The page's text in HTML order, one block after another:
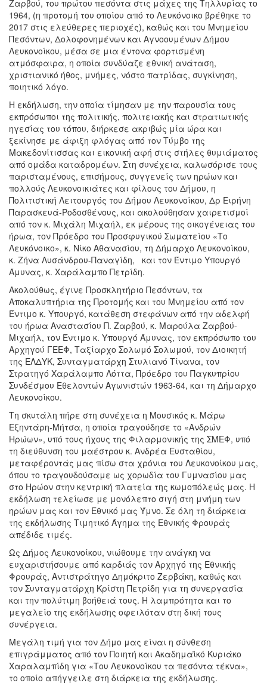
Ζαρβού, του πρώτου πεσόντα στις μάχες της Τηλλυρίας το
1964, (η προτομή του οποίου από το Λευκόνοικο βρέθηκε το
2017 στις ελεύθερες περιοχές), καθώς και του Μνημείου
Πεσόντων, Δολοφονημένων και Αγνοουμένων Δήμου
Λευκονοίκου, μέσα σε μια έντονα φορτισμένη
ατμόσφαιρα, η οποία συνδύαζε εθνική ανάταση,
χριστιανικό ήθος, μνήμες, νόστο πατρίδας, συγκίνηση,
ποιητικό λόγο.
Η εκδήλωση, την οποία τίμησαν με την παρουσία τους
εκπρόσωποι της πολιτικής, πολιτειακής και στρατιωτικής
ηγεσίας του τόπου, διήρκεσε ακριβώς μία ώρα και
ξεκίνησε με άφιξη φλόγας από τον Τύμβο της
Μακεδονίτισσας και εικονική αφή στις στήλες θυμιάματος
από ομάδα καταδρομέων. Στη συνέχεια, καλωσόρισε τους
παρισταμένους, επισήμους, συγγενείς των ηρώων και
πολλούς Λευκονοικιάτες και φίλους του Δήμου, η
Πολιτιστική Λειτουργός του Δήμου Λευκονοίκου, Δρ Ειρήνη
Παρασκευά-Ροδοσθένους, και ακολούθησαν χαιρετισμοί
από τον κ. Μιχάλη Μιχαήλ, εκ μέρους της οικογένειας του
ήρωα, τον Πρόεδρο του Προσφυγικού Σωματείου «Το
Λευκόνοικο», κ. Νίκο Αθανασίου, τη Δήμαρχο Λευκονοίκου,
κ. Ζήνα Λυσάνδρου-Παναγίδη, και τον Έντιμο Υπουργό
Άμυνας, κ. Χαράλαμπο Πετρίδη.
Ακολούθως, έγινε Προσκλητήριο Πεσόντων, τα
Αποκαλυπτήρια της Προτομής και του Μνημείου από τον
Έντιμο κ. Υπουργό, κατάθεση στεφάνων από την αδελφή
του ήρωα Αναστασίου Π. Ζαρβού, κ. Μαρούλα Ζαρβού-
Μιχαήλ, τον Έντιμο κ. Υπουργό Άμυνας, τον εκπρόσωπο του
Αρχηγού ΓΕΕΦ, Ταξίαρχο Σολωμό Σολωμού, τον Διοικητή
της ΕΛΔΥΚ, Συνταγματάρχη Στυλιανό Τίνανα, τον
Στρατηγό Χαράλαμπο Λόττα, Πρόεδρο του Παγκυπρίου
Συνδέσμου Εθελοντών Αγωνιστών 1963-64, και τη Δήμαρχο
Λευκονοίκου.
Τη σκυτάλη πήρε στη συνέχεια η Μουσικός κ. Μάρω
Εξηντάρη-Μήτσα, η οποία τραγούδησε το «Ανδρών
Ηρώων», υπό τους ήχους της Φιλαρμονικής της ΣΜΕΦ, υπό
τη διεύθυνση του μαέστρου κ. Ανδρέα Ευσταθίου,
μεταφέροντάς μας πίσω στα χρόνια του Λευκονοίκου μας,
όπου το τραγουδούσαμε ως χορωδία του Γυμνασίου μας
στο Ηρώον στην κεντρική πλατεία της κωμοπόλεώς μας. Η
εκδήλωση τελείωσε με μονόλεπτο σιγή στη μνήμη των
ηρώων μας και τον Εθνικό μας Ύμνο. Σε όλη τη διάρκεια
της εκδήλωσης Τιμητικό Άγημα της Εθνικής Φρουράς
απέδιδε τιμές.
Ως Δήμος Λευκονοίκου, νιώθουμε την ανάγκη να
ευχαριστήσουμε από καρδιάς τον Αρχηγό της Εθνικής
Φρουράς, Αντιστράτηγο Δημόκριτο Ζερβάκη, καθώς και
τον Συνταγματάρχη Κρίστη Πετρίδη για τη συνεργασία
και την πολύτιμη βοήθειά τους. Η λαμπρότητα και το
μεγαλείο της εκδήλωσης οφειλόταν στη δική τους
συνέργεια.
Μεγάλη τιμή για τον Δήμο μας είναι η σύνθεση
επιγράμματος από τον Ποιητή και Ακαδημαϊκό Κυριάκο
Χαραλαμπίδη για «Του Λευκονοίκου τα πεσόντα τέκνα»,
το οποίο απήγγειλε στη διάρκεια της εκδήλωσης.